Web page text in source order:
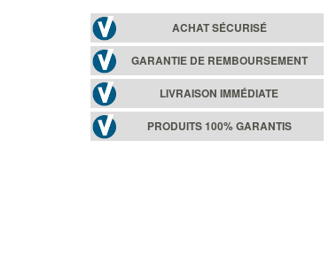
ACHAT SÉCURISÉ
GARANTIE DE REMBOURSEMENT
LIVRAISON IMMÉDIATE
PRODUITS 100% GARANTIS